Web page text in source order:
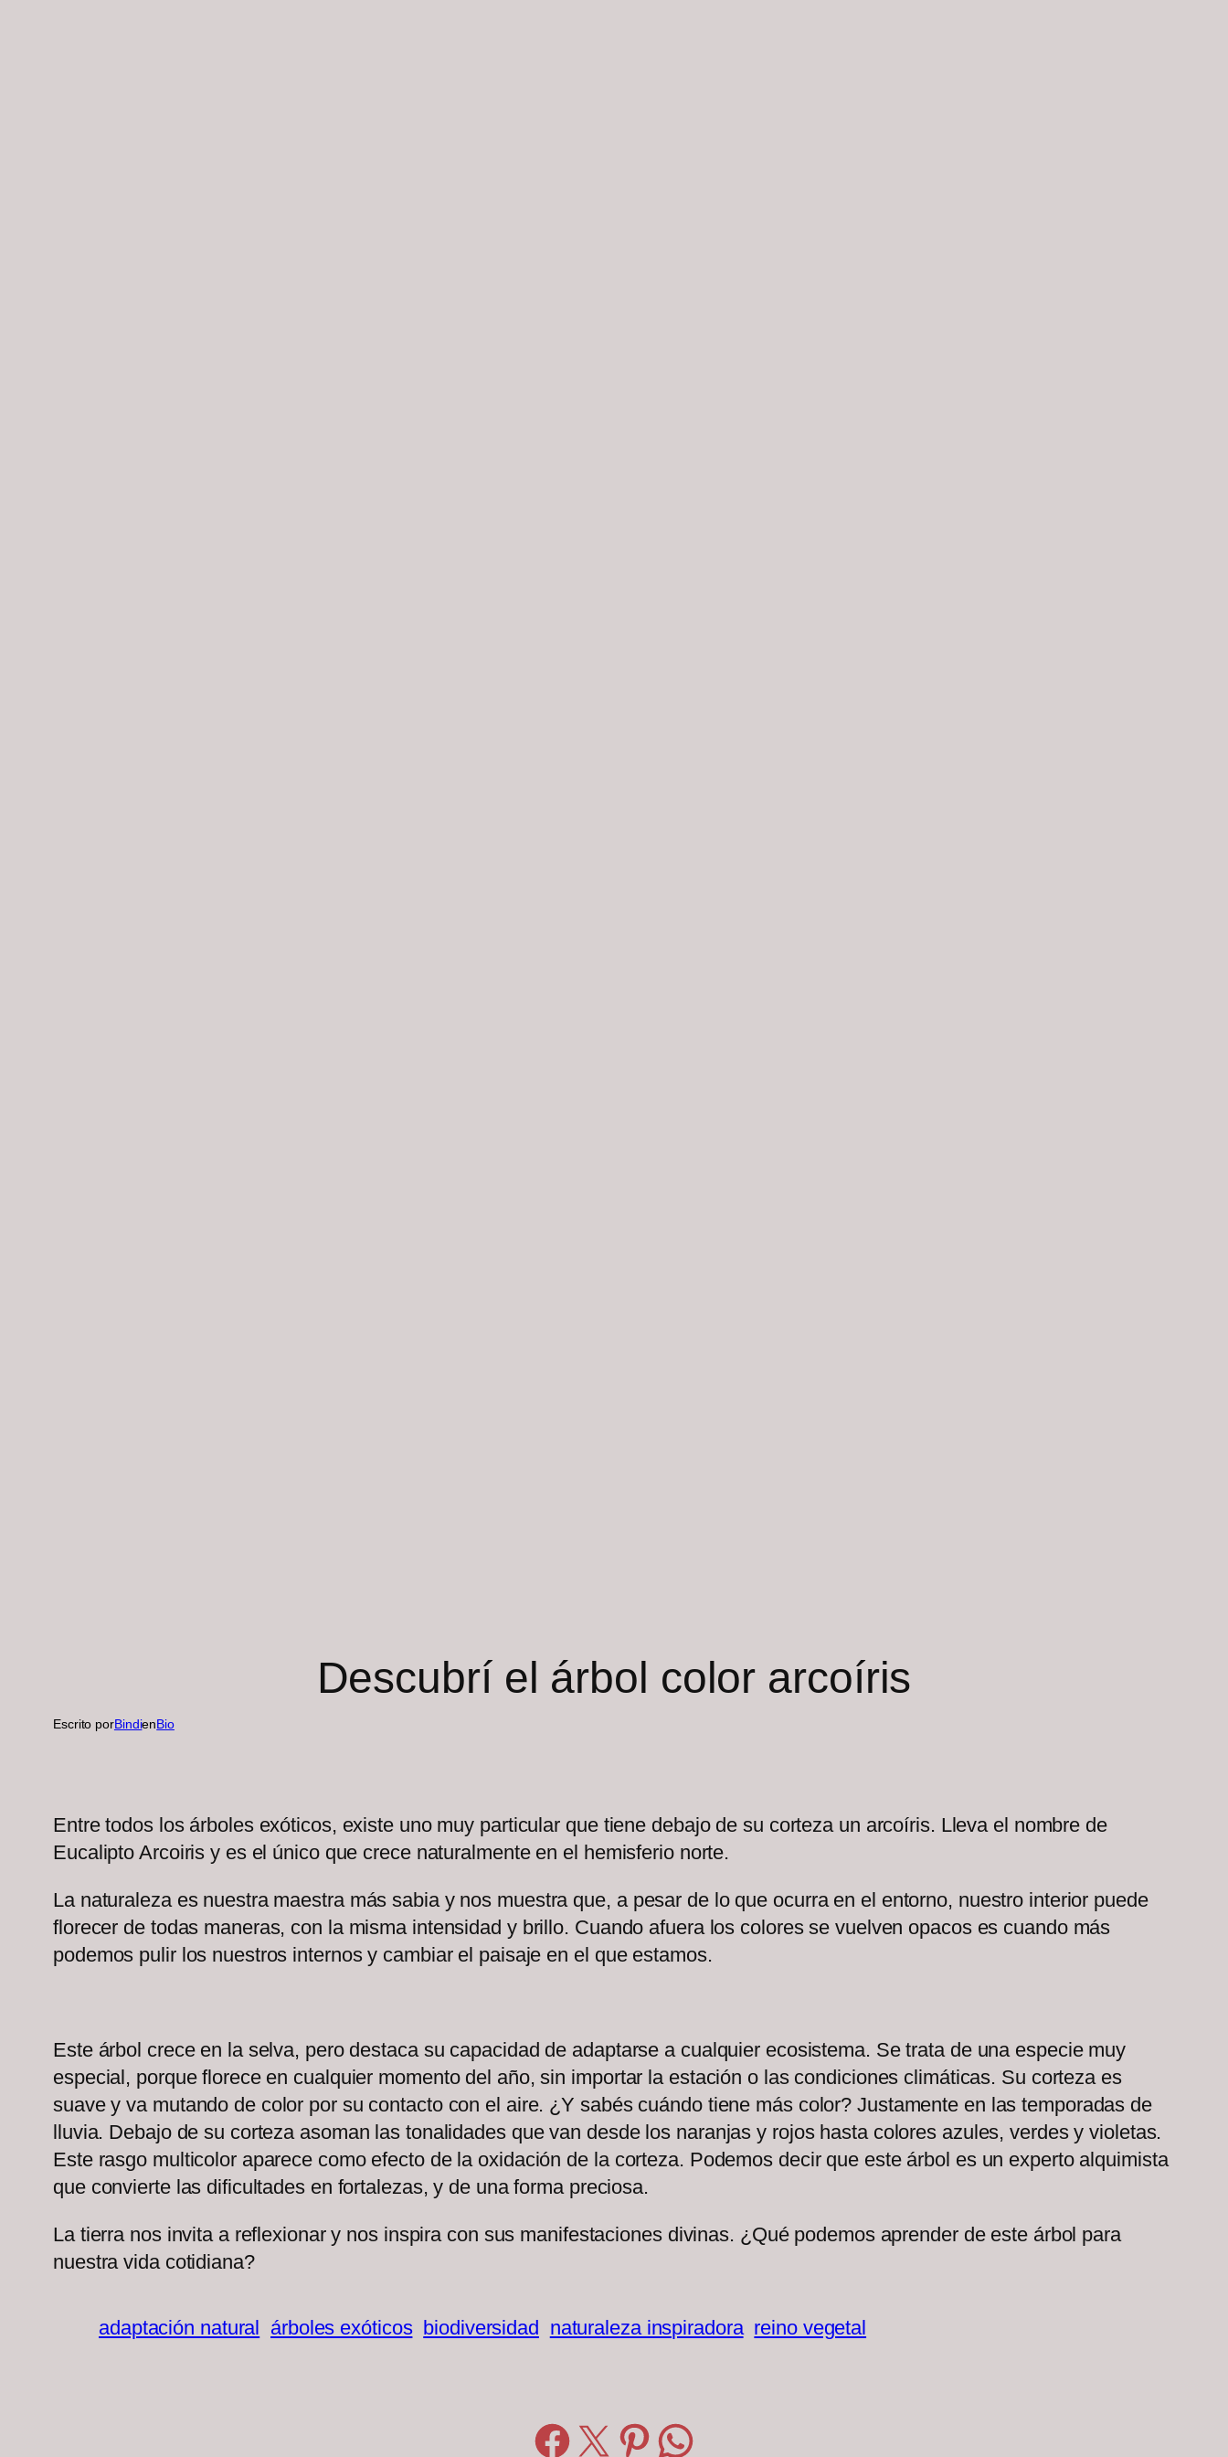
Descubrí el árbol color arcoíris
Escrito porBindienBio
Entre todos los árboles exóticos, existe uno muy particular que tiene debajo de su corteza un arcoíris. Lleva el nombre de
Eucalipto Arcoiris y es el único que crece naturalmente en el hemisferio norte.
La naturaleza es nuestra maestra más sabia y nos muestra que, a pesar de lo que ocurra en el entorno, nuestro interior puede
florecer de todas maneras, con la misma intensidad y brillo. Cuando afuera los colores se vuelven opacos es cuando más
podemos pulir los nuestros internos y cambiar el paisaje en el que estamos.
Este árbol crece en la selva, pero destaca su capacidad de adaptarse a cualquier ecosistema. Se trata de una especie muy
especial, porque florece en cualquier momento del año, sin importar la estación o las condiciones climáticas. Su corteza es
suave y va mutando de color por su contacto con el aire. ¿Y sabés cuándo tiene más color? Justamente en las temporadas de
lluvia. Debajo de su corteza asoman las tonalidades que van desde los naranjas y rojos hasta colores azules, verdes y violetas.
Este rasgo multicolor aparece como efecto de la oxidación de la corteza. Podemos decir que este árbol es un experto alquimista
que convierte las dificultades en fortalezas, y de una forma preciosa.
La tierra nos invita a reflexionar y nos inspira con sus manifestaciones divinas. ¿Qué podemos aprender de este árbol para
nuestra vida cotidiana?
adaptación natural árboles exóticos biodiversidad naturaleza inspiradora reino vegetal
Compartir en Facebook
Compartir en X Compartir en Pinterest
Compartir en WhatsApp